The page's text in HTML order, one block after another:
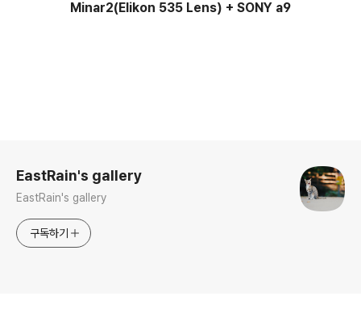
Minar2(Elikon 535 Lens) + SONY a9
EastRain's gallery
EastRain's gallery
구독하기